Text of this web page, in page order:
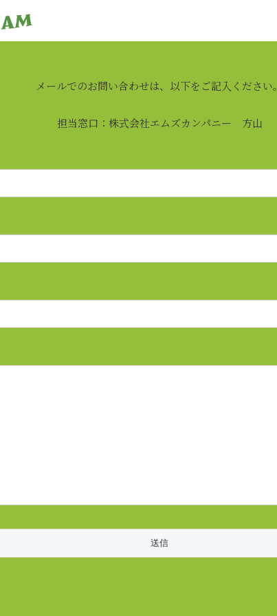
メールでのお問い合わせは、以下をご記入ください。
担当窓口：株式会社エムズカンパニー 方山